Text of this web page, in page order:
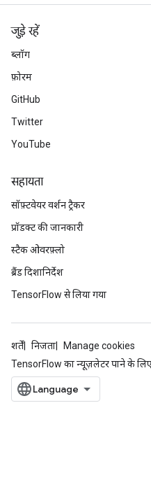
जुड़े रहें
ब्लॉग
फ़ोरम
GitHub
Twitter
YouTube
सहायता
सॉफ़्टवेयर वर्शन ट्रैकर
प्रॉडक्ट की जानकारी
स्टैक ओवरफ़्लो
ब्रैंड दिशानिर्देश
TensorFlow से लिया गया
शर्तें निजता
Manage cookies
TensorFlow का न्यूज़लेटर पाने के